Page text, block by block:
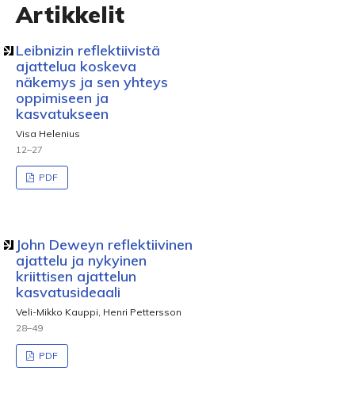
Artikkelit
Leibnizin reflektiivistä
ajattelua koskeva
näkemys ja sen yhteys
oppimiseen ja
kasvatukseen
Visa Helenius
12–27
PDF
John Deweyn reflektiivinen
ajattelu ja nykyinen
kriittisen ajattelun
kasvatusideaali
Veli-Mikko Kauppi, Henri Pettersson
28–49
PDF